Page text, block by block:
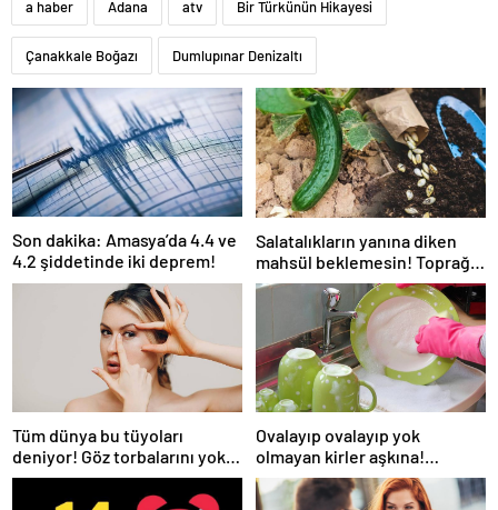
a haber Adana atv Bir Türkünün Hikayesi
Çanakkale Boğazı Dumlupınar Denizaltı
Son dakika: Amasya’da 4.4 ve
4.2 şiddetinde iki deprem!
Salatalıkların yanına diken
mahsül beklemesin! Toprağı
verimsiz hale getiriyor
Tüm dünya bu tüyoları
deniyor! Göz torbalarını yok
eden yöntem: Hemoroid
Ovalayıp ovalayıp yok
olmayan kirler aşkına!
Kokusu çıkmayan bulaşıklara
en etkili yöntem